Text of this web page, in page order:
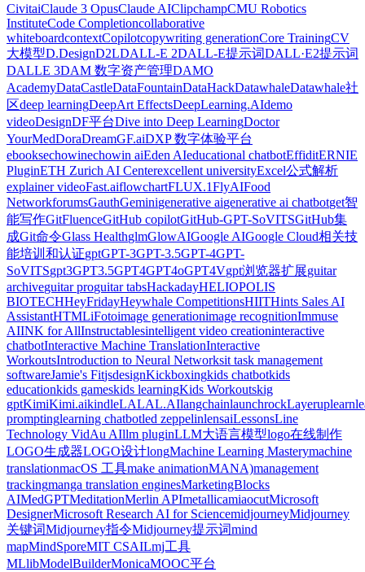
CivitaiClaude 3 OpusClaude AIClipchampCMU Robotics
InstituteCode Completioncollaborative
whiteboardcontextCopilotcopywriting generationCore TrainingCV
大模型D.DesignD2LDALL-E 2DALL-E提示词DALL·E2提示词
DALLE 3DAM 数字资产管理DAMO
AcademyDataCastleDataFountainDataHackDatawhaleDatawhale社
区deep learningDeepArt EffectsDeepLearning.AIdemo
videoDesignDF平台Dive into Deep LearningDoctor
YourMedDoraDreamGF.aiDXP 数字体验平台
ebooksechowinechowin aiEden AIeducational chatbotEffiditERNIE
PluginETH Zurich AI Centerexcellent universityExcel公式解析
explainer videoFast.aiflowchartFLUX.1FlyAIFood
NetworkforumsGauth‎Geminigenerative aigenerative ai chatbotget智
能写作GitFluenceGitHub copilotGitHub-GPT-SoVITSGitHub集
成Git命令Glass HealthglmGlowAIGoogle AIGoogle Cloud相关技
能培训和认证gptGPT-3GPT-3.5GPT-4GPT-
SoVITSgpt3GPT3.5GPT4GPT4oGPT4Vgpt浏览器扩展guitar
archiveguitar proguitar tabsHackadayHELIOPOLIS
BIOTECHHeyFridayHeywhale CompetitionsHIITHints Sales AI
AssistantHTMLiFotoimage generationimage recognitionImmuse
AIINK for AllInstructablesintelligent video creationinteractive
chatbotInteractive Machine TranslationInteractive
WorkoutsIntroduction to Neural Networksit task management
softwareJamie's FitjsdesignKickboxingkids chatbotkids
educationkids gameskids learningKids Workoutskig
gptKimiKimi.aikindleLALAL.AIlangchainlaunchrockLayeruplearn
promptinglearning chatbotled zeppelinlensaiLessonsLine
Technology VidAu AIllm pluginLLM大语言模型logo在线制作
LOGO生成器LOGO设计longMachine Learning Masterymachine
translationmacOS 工具make animationMANA)management
trackingmanga translation enginesMarketingBlocks
AIMedGPTMeditationMerlin APImetallicamiaocutMicrosoft
DesignerMicrosoft Research AI for SciencemidjourneyMidjourney
关键词Midjourney指令Midjourney提示词mind
mapMindSporeMIT CSAILmj工具
MLlibModelBuilderMonicaMOOC平台